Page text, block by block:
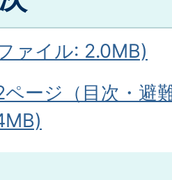
ァイル: 2.0MB)
ページ（目次・避